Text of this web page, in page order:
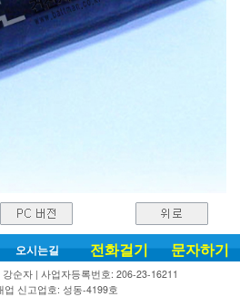
오시는길 전화걸기 문자하기
순자 | 사업자등록번호: 206-23-16211
업 신고업호: 성동-4199호